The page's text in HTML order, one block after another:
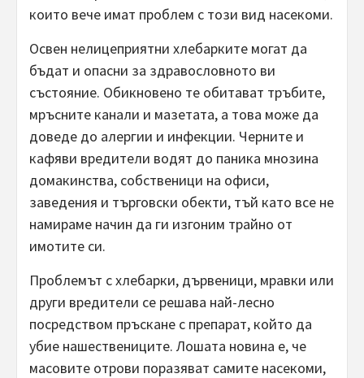
които вече имат проблем с този вид насекоми.
Освен нелицеприятни хлебарките могат да
бъдат и опасни за здравословното ви
състояние. Обикновено те обитават тръбите,
мръсните канали и мазетата, а това може да
доведе до алергии и инфекции. Черните и
кафяви вредители водят до паника мнозина
домакинства, собственици на офиси,
заведения и търговски обекти, тъй като все не
намираме начин да ги изгоним трайно от
имотите си.
Проблемът с хлебарки, дървеници, мравки или
други вредители се решава най-лесно
посредством пръскане с препарат, който да
убие нашествениците. Лошата новина е, че
масовите отрови поразяват самите насекоми,